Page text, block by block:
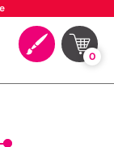
0